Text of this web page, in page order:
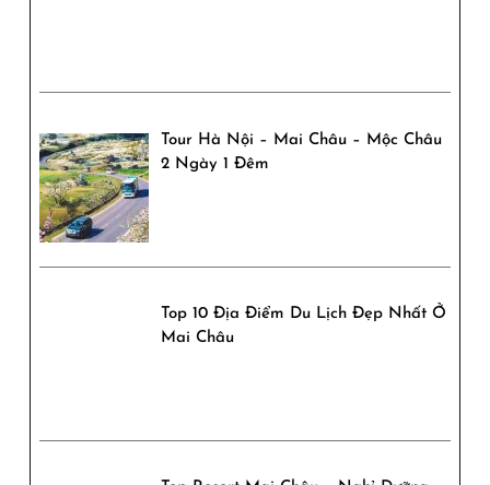
Tour Hà Nội – Mai Châu – Mộc Châu
2 Ngày 1 Đêm
Top 10 Địa Điểm Du Lịch Đẹp Nhất Ở
Mai Châu